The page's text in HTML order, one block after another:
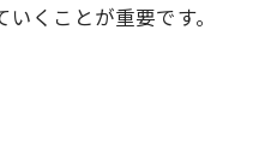
くことが重要です。